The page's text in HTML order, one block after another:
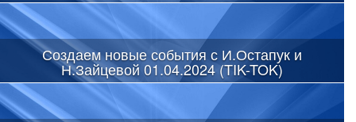
Создаем новые события с И.Остапук и
Н.Зайцевой 01.04.2024 (TIK-TOK)